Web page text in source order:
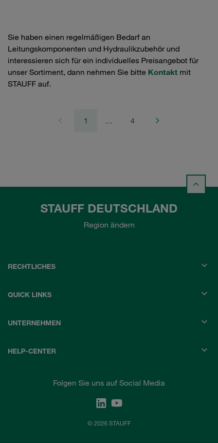
Sie haben einen regelmäßigen Bedarf an
Leitungskomponenten und Hydraulikzubehör und
interessieren sich für ein individuelles Preisangebot für
unser Sortiment, dann nehmen Sie bitte Kontakt mit
STAUFF auf.
1 … 4
STAUFF DEUTSCHLAND
Region ändern
RECHTLICHES
QUICK LINKS
UNTERNEHMEN
HELP-CENTER
Folgen Sie uns auf Social Media
© 2026 STAUFF